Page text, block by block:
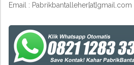
Email : Pabrikbantalleher[at]gmail.com